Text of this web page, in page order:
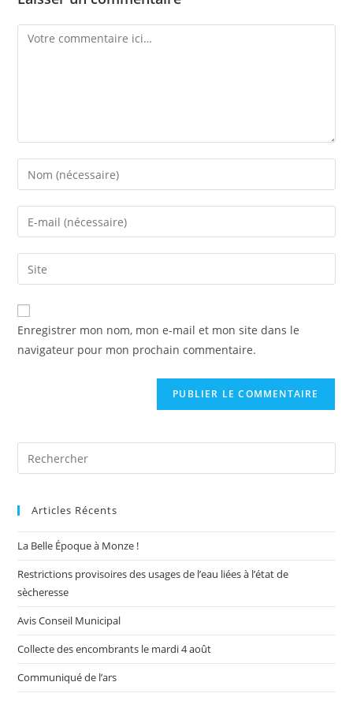
Comment
Enter
your
name
comment
Enter
your
email
address
comment
Saisir
l’URL
de
votre
(facultatif)
Enregistrer mon nom, mon e-mail et mon site dans le
navigateur pour mon prochain commentaire.
Articles Récents
La Belle Époque à Monze !
Restrictions provisoires des usages de l’eau liées à l’état de
sècheresse
Avis Conseil Municipal
Collecte des encombrants le mardi 4 août
Communiqué de l’ars